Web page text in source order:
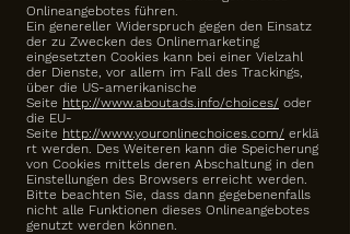
Onlineangebotes führen.
Ein genereller Widerspruch gegen den Einsatz
der zu Zwecken des Onlinemarketing
eingesetzten Cookies kann bei einer Vielzahl
der Dienste, vor allem im Fall des Trackings,
über die US-amerikanische
Seite http://www.aboutads.info/choices/ oder
die EU-
Seite http://www.youronlinechoices.com/ erklä
rt werden. Des Weiteren kann die Speicherung
von Cookies mittels deren Abschaltung in den
Einstellungen des Browsers erreicht werden.
Bitte beachten Sie, dass dann gegebenenfalls
nicht alle Funktionen dieses Onlineangebotes
genutzt werden können.